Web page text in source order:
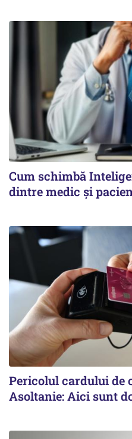
Cum schimbă
dintre medic și
Pericolul cardului de
Asoltanie: Aici sunt